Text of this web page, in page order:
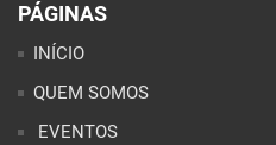
PÁGINAS
INÍCIO
QUEM SOMOS
EVENTOS